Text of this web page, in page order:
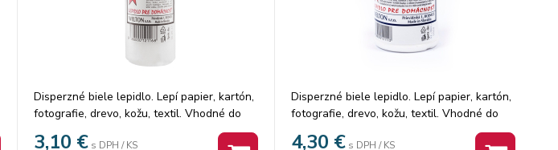
Disperzné biele lepidlo. Lepí papier, kartón,
fotografie, drevo, kožu, textil. Vhodné do
kancelárie, domácnosti aj pre školákov. Bez
rozpúšťadiel. Uzatvárateľný vrchnák.
3,10 € s DPH / KS
Disperzné biele lepidlo. Lepí papier, kartón,
fotografie, drevo, kožu, textil. Vhodné do
kancelárie, domácnosti aj pre školákov. Bez
rozpúšťadiel. Uzatvárateľný vrchnák.
4,30 € s DPH / KS